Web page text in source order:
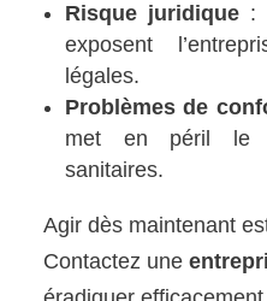
Risque juridique :
exposent
légales.
Problèmes de
met en péril le
sanitaires.
Agir dès maintenant
Contactez une